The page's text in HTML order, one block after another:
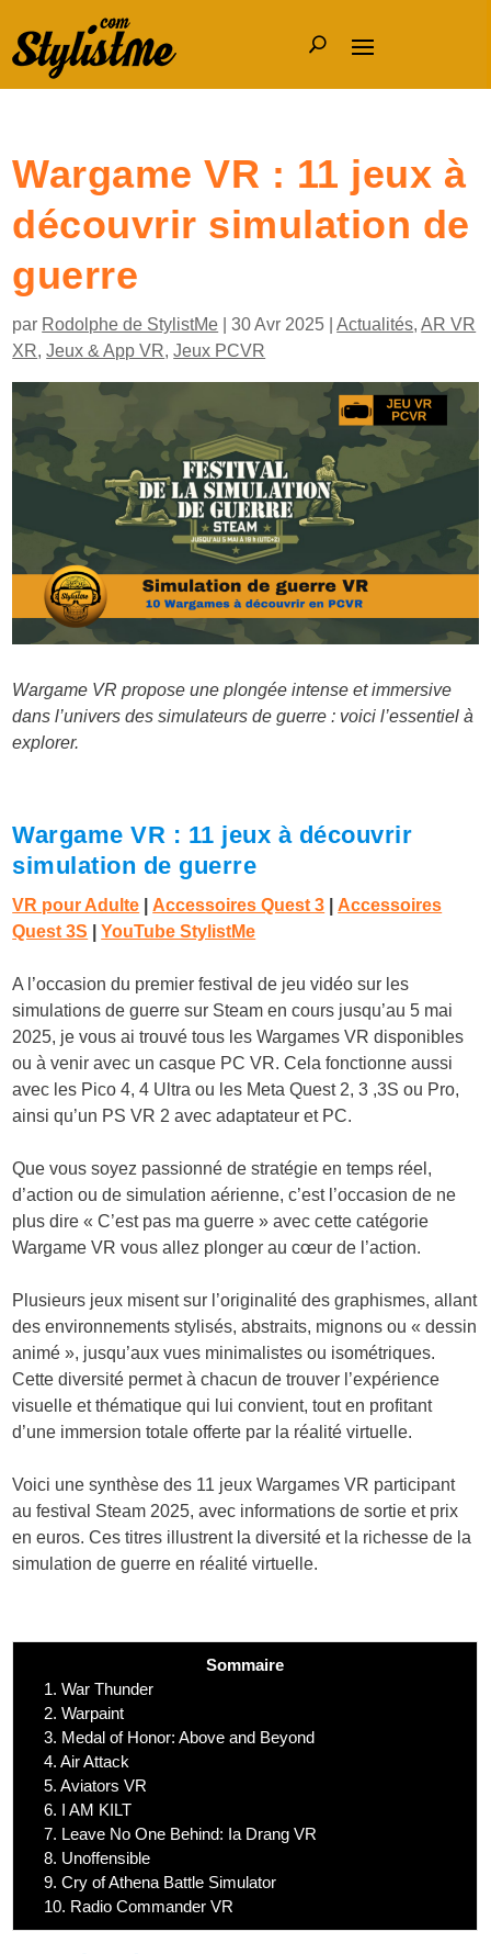
Wargame VR : 11 jeux à
découvrir simulation de
guerre
par Rodolphe de StylistMe |30 Avr 2025 |Actualités,AR VR
XR,Jeux & App VR,Jeux PCVR
Wargame VR propose une plongée intense et immersive
dans l’univers des simulateurs de guerre : voici l’essentiel à
explorer.
Wargame VR : 11 jeux à découvrir
simulation de guerre
VR pour Adulte Accessoires Quest 3
Accessoires
Quest 3S |YouTube StylistMe
A l’occasion du premier festival de jeu vidéo sur les
simulations de guerre sur Steam en cours jusqu’au 5 mai
2025, je vous ai trouvé tous les Wargames VR disponibles
ou à venir avec un casque PC VR. Cela fonctionne aussi
avec les Pico 4, 4 Ultra ou les Meta Quest 2, 3 ,3S ou Pro,
ainsi qu’un PS VR 2 avec adaptateur et PC.
Que vous soyez passionné de stratégie en temps réel,
d’action ou de simulation aérienne, c’est l’occasion de ne
plus dire « C’est pas ma guerre » avec cette catégorie
Wargame VR vous allez plonger au cœur de l’action.
Plusieurs jeux misent sur l’originalité des graphismes, allant
des environnements stylisés, abstraits, mignons ou « dessin
animé », jusqu’aux vues minimalistes ou isométriques.
Cette diversité permet à chacun de trouver l’expérience
visuelle et thématique qui lui convient, tout en profitant
d’une immersion totale offerte par la réalité virtuelle.
Voici une synthèse des 11 jeux Wargames VR participant
au festival Steam 2025, avec informations de sortie et prix
en euros. Ces titres illustrent la diversité et la richesse de la
simulation de guerre en réalité virtuelle.
Sommaire
1. War Thunder
2. Warpaint
3. Medal of Honor: Above and Beyond
4. Air Attack
5. Aviators VR
6. I AM KILT
7. Leave No One Behind: Ia Drang VR
8. Unoffensible
9. Cry of Athena Battle Simulator
10. Radio Commander VR